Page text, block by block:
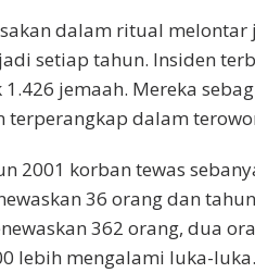
dalam ritual
setiap tahun. Insiden
1.426 jemaah. Mereka
terperangkap dalam
2001 korban tewas
36 orang dan
362 orang, dua
lebih mengalami luka-